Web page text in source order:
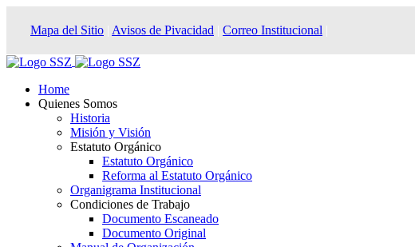
Mapa del Sitio Avisos de Pivacidad Correo Institucional
Home
Quienes Somos
Historia
Misión y Visión
Estatuto Orgánico
Estatuto Orgánico
Reforma al Estatuto Orgánico
Organigrama Institucional
Condiciones de Trabajo
Documento Escaneado
Documento Original